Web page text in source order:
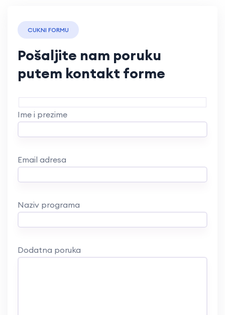
CUKNI FORMU
Pošaljite nam poruku
putem kontakt forme
Ime i prezime
Email adresa
Naziv programa
Dodatna poruka